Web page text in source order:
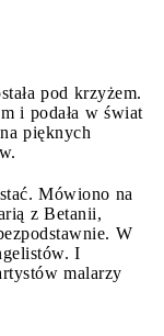
pod krzyżem.
i podała w świat
pięknych
Mówiono na
z Betanii,
W
I
malarzy